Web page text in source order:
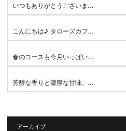
いつもありがとうございま...
こんにちは♪ タローズカフ...
春のコースも今月いっぱい...
芳醇な香りと濃厚な甘味、...
アーカイブ